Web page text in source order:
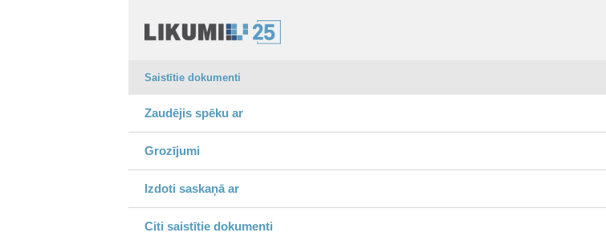
Saistītie dokumenti
Zaudējis spēku ar
Grozījumi
Izdoti saskaņā ar
Citi saistītie dokumenti